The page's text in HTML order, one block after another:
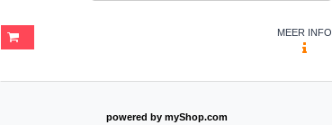
MEER INFO
powered by myShop.com